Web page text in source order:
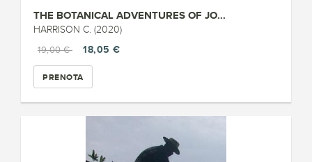
THE BOTANICAL ADVENTURES OF JO...
HARRISON C. (2020)
19,00 €
18,05 €
PRENOTA